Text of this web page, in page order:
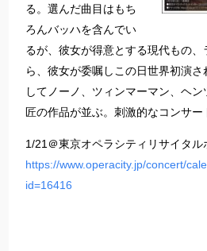
る。選んだ曲目はもち
ろんバッハを含んでい
るが、彼女が得意とする現代もの
ら、彼女が委嘱しこの日世界初演
してノーノ、ツィンマーマン、ヘ
匠の作品が並ぶ。刺激的なコンサー
1/21＠東京オペラシティリサイタル
https://www.operacity.jp/concert/
id=16416